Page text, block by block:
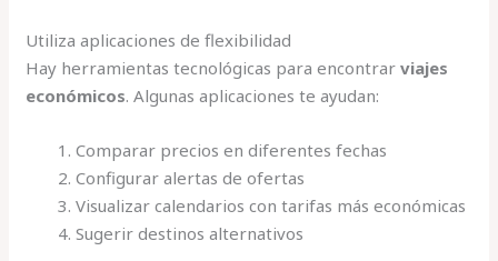
Utiliza aplicaciones de flexibilidad
Hay herramientas tecnológicas para encontrarviajes
económicos. Algunas aplicaciones te ayudan:
Comparar precios en diferentes fechas
Configurar alertas de ofertas
Visualizar calendarios con tarifas más económicas
Sugerir destinos alternativos